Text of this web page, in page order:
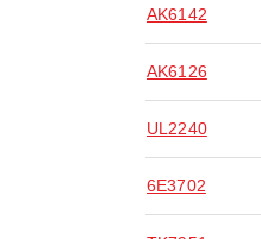
AK6142
AK6126
UL2240
6E3702